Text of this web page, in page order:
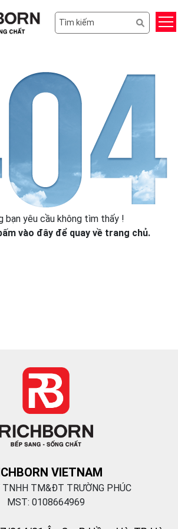
bạn yêu cầu không tìm thấy !
vào đây để quay về trang chủ.
VIETNAM
TNHH TM&ĐT TRƯỜNG PHÚC
MST: 0108664969